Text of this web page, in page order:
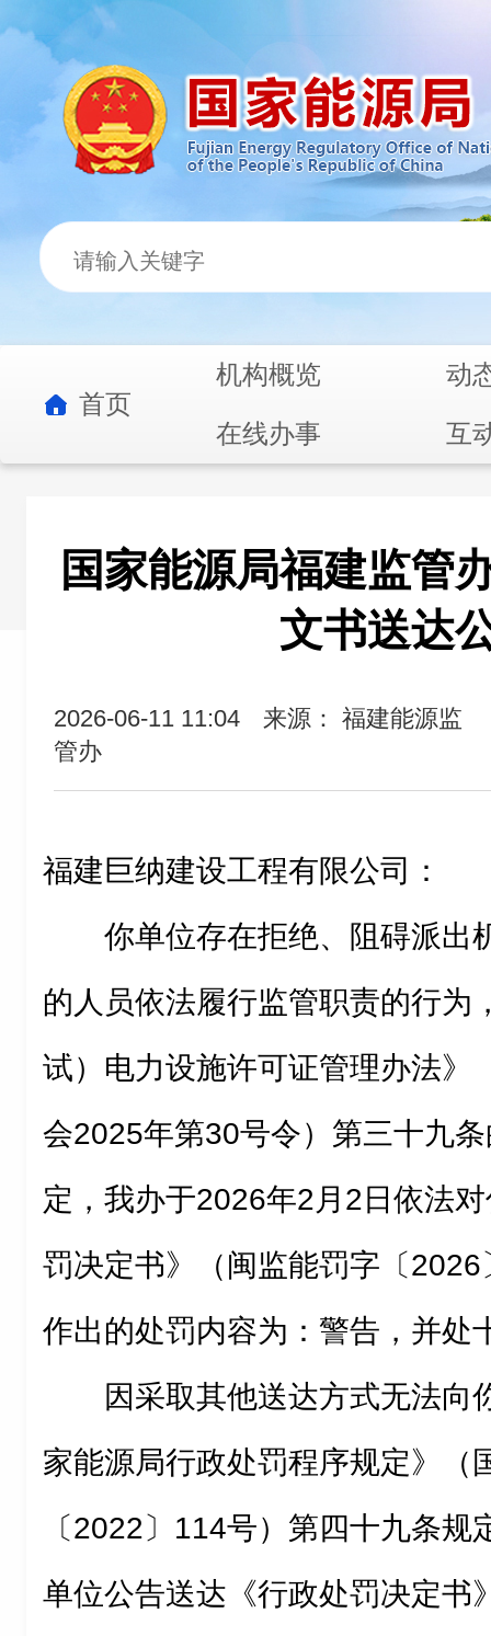
首页
机构概览
动
在线办事
互
国家能源局福建监管
文书送达
2026-06-11 11:04
来源： 福建能源监
管办
福建巨纳建设工程有限公司：
你单位存在拒绝、阻碍派出
的人员依法履行监管职责的行为
试）电力设施许可证管理办法》
会2025年第30号令）第三十九
定，我办于2026年2月2日依法
罚决定书》（闽监能罚字〔
作出的处罚内容为：警告，并处
因采取其他送达方式无法向
家能源局行政处罚程序规定》（
〔2022〕114号）第四十九条规
单位公告送达《行政处罚决定书